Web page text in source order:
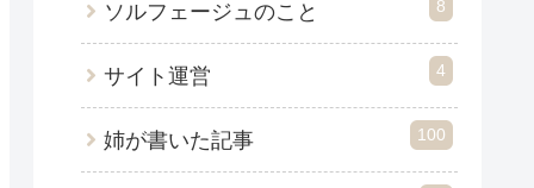
ソルフェージュのこと 8
サイト運営 4
姉が書いた記事 100